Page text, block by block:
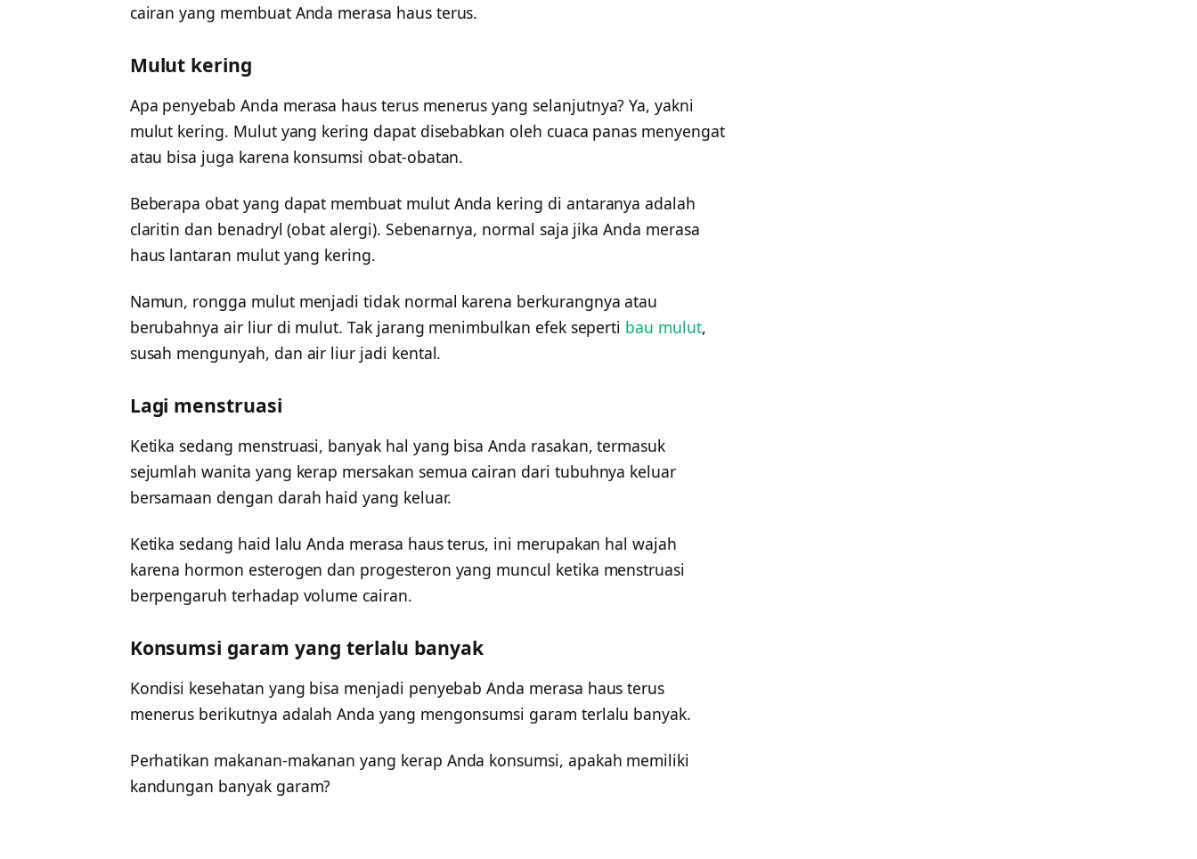
cairan yang membuat Anda merasa haus terus.
Mulut kering
Apa penyebab Anda merasa haus terus menerus yang selanjutnya? Ya, yakni
mulut kering. Mulut yang kering dapat disebabkan oleh cuaca panas menyengat
atau bisa juga karena konsumsi obat-obatan.
Beberapa obat yang dapat membuat mulut Anda kering di antaranya adalah
claritin dan benadryl (obat alergi). Sebenarnya, normal saja jika Anda merasa
haus lantaran mulut yang kering.
Namun, rongga mulut menjadi tidak normal karena berkurangnya atau
berubahnya air liur di mulut. Tak jarang menimbulkan efek seperti bau mulut,
susah mengunyah, dan air liur jadi kental.
Lagi menstruasi
Ketika sedang menstruasi, banyak hal yang bisa Anda rasakan, termasuk
sejumlah wanita yang kerap mersakan semua cairan dari tubuhnya keluar
bersamaan dengan darah haid yang keluar.
Ketika sedang haid lalu Anda merasa haus terus, ini merupakan hal wajah
karena hormon esterogen dan progesteron yang muncul ketika menstruasi
berpengaruh terhadap volume cairan.
Konsumsi garam yang terlalu banyak
Kondisi kesehatan yang bisa menjadi penyebab Anda merasa haus terus
menerus berikutnya adalah Anda yang mengonsumsi garam terlalu banyak.
Perhatikan makanan-makanan yang kerap Anda konsumsi, apakah memiliki
kandungan banyak garam?